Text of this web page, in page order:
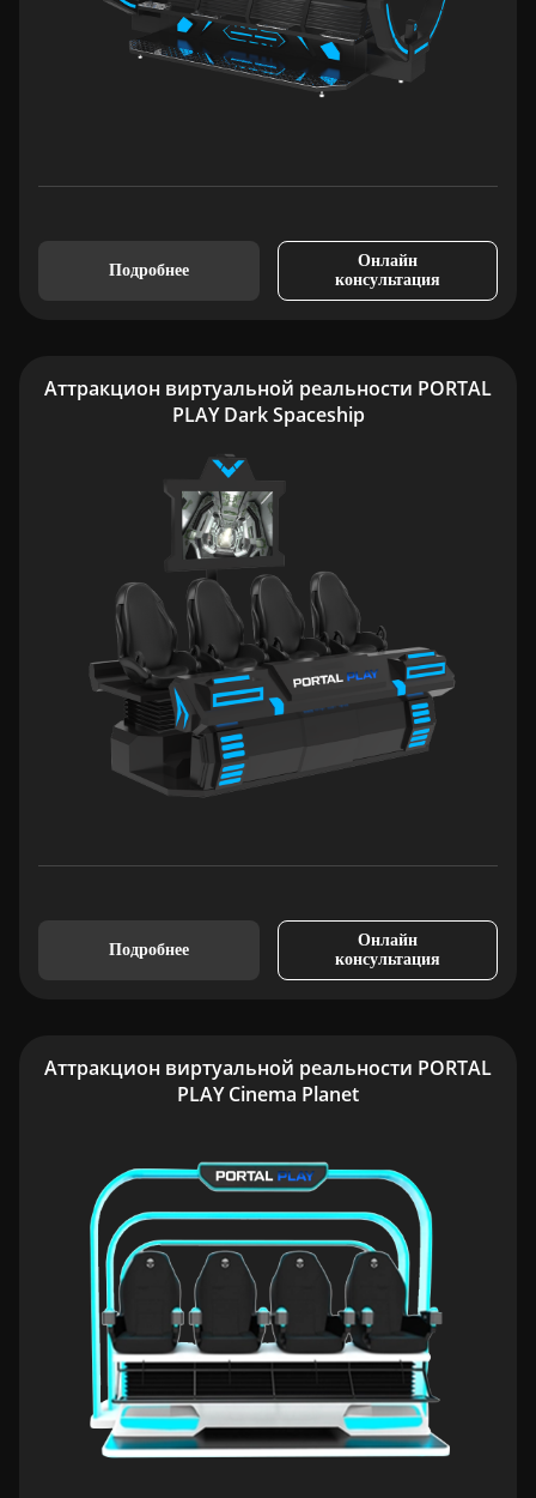
Подробнее
Онлайн
консультация
Аттракцион виртуальной реальности PORTAL
PLAY Dark Spaceship
Подробнее
Онлайн
консультация
Аттракцион виртуальной реальности PORTAL
PLAY Cinema Planet